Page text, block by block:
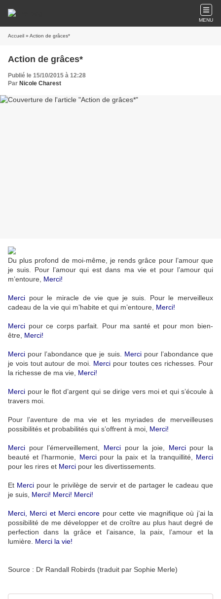
MENU
Accueil » Action de grâces*
Action de grâces*
Publié le 15/10/2015 à 12:28
Par Nicole Charest
Du plus profond de moi-même, je rends grâce pour l’amour que
je suis. Pour l’amour qui est dans ma vie et pour l’amour qui
m’entoure, Merci!
Merci pour le miracle de vie que je suis. Pour le merveilleux
cadeau de la vie qui m’habite et qui m’entoure, Merci!
Merci pour ce corps parfait. Pour ma santé et pour mon bien-
être, Merci!
Merci pour l’abondance que je suis. Mercipour l’abondance que
je vois tout autour de moi. Mercipour toutes ces richesses. Pour
la richesse de ma vie, Merci!
Merci pour le flot d’argent qui se dirige vers moi et qui s’écoule à
travers moi.
Pour l’aventure de ma vie et les myriades de merveilleuses
possibilités et probabilités qui s’offrent à moi, Merci!
Merci pour l’émerveillement, Merci pour la joie, Mercipour la
beauté et l’harmonie, Mercipour la paix et la tranquillité, Merci
pour les rires et Merci pour les divertissements.
Et Merci pour le privilège de servir et de partager le cadeau que
je suis, Merci! Merci! Merci!
Merci, Merci et Merci encore pour cette vie magnifique où j’ai la
possibilité de me développer et de croître au plus haut degré de
perfection dans la grâce et l’aisance, la paix, l’amour et la
lumière. Merci la vie!
Source : Dr Randall Robirds (traduit par Sophie Merle)